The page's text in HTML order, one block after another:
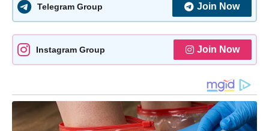
Telegram Group Join Now
Instagram Group Join Now